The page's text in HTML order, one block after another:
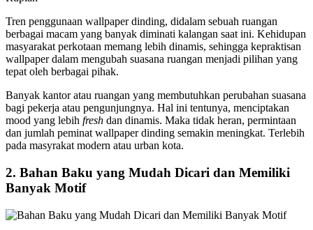
Tren penggunaan wallpaper dinding, didalam sebuah ruangan
berbagai macam yang banyak diminati kalangan saat ini. Kehidupan
masyarakat perkotaan memang lebih dinamis, sehingga kepraktisan
wallpaper dalam mengubah suasana ruangan menjadi pilihan yang
tepat oleh berbagai pihak.
Banyak kantor atau ruangan yang membutuhkan perubahan suasana
bagi pekerja atau pengunjungnya. Hal ini tentunya, menciptakan
mood yang lebih fresh dan dinamis. Maka tidak heran, permintaan
dan jumlah peminat wallpaper dinding semakin meningkat. Terlebih
pada masyrakat modern atau urban kota.
2. Bahan Baku yang Mudah Dicari dan Memiliki
Banyak Motif